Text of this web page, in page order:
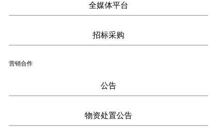
全媒体平台
招标采购
营销合作
公告
物资处置公告